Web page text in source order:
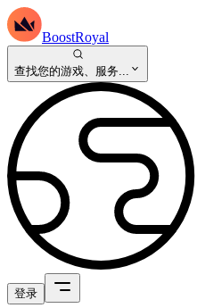
BoostRoyal
查找您的游戏、服务...
登录